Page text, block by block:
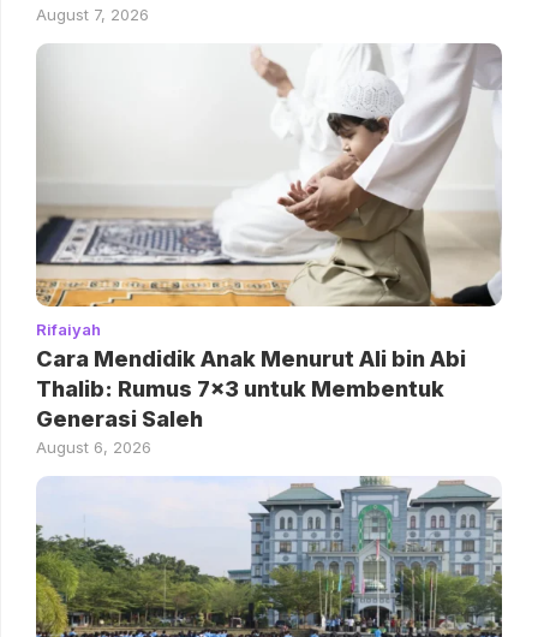
August 7, 2026
Rifaiyah
Cara Mendidik Anak Menurut Ali bin Abi
Thalib: Rumus 7×3 untuk Membentuk
Generasi Saleh
August 6, 2026